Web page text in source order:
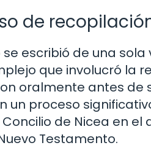
de
se escribió de una
que involucró la
oralmente antes de
un proceso
de Nicea en el
Testamento.